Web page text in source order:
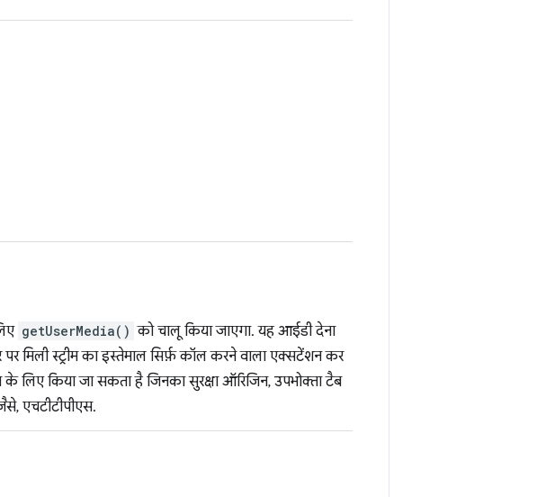
getUserMedia() को चालू किया जाएगा. यह आईडी देना
मिली स्ट्रीम का इस्तेमाल सिर्फ़ कॉल करने वाला एक्सटेंशन कर
लिए किया जा सकता है जिनका सुरक्षा ऑरिजिन, उपभोक्ता टैब
एचटीटीपीएस.